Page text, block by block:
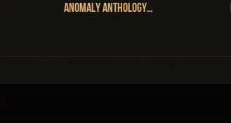
Anomaly Anthology…